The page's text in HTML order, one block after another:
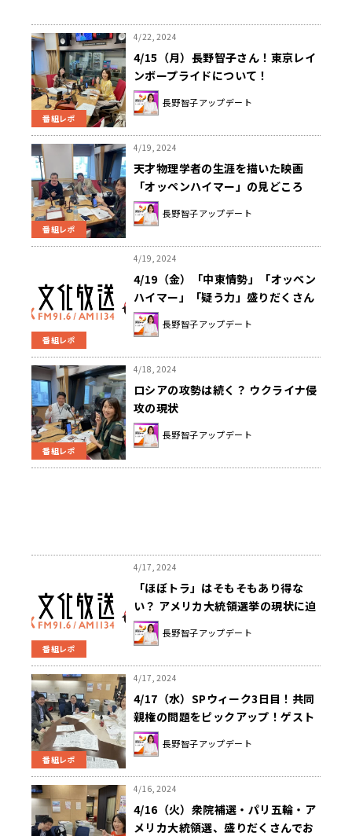
番組レポ
4/22, 2024
4/15（月）長野智子さん！東京レイ
ンボープライドについて！
長野智子アップデート
番組レポ
4/19, 2024
天才物理学者の生涯を描いた映画
「オッペンハイマー」の見どころ
は？
長野智子アップデート
番組レポ
4/19, 2024
4/19（金）「中東情勢」「オッペン
ハイマー」「疑う力」盛りだくさん
のSPW最終日！
長野智子アップデート
番組レポ
4/18, 2024
ロシアの攻勢は続く？ ウクライナ侵
攻の現状
長野智子アップデート
番組レポ
4/17, 2024
「ほぼトラ」はそもそもあり得な
い？ アメリカ大統領選挙の現状に迫
る
長野智子アップデート
番組レポ
4/17, 2024
4/17（水）SPウィーク3日目！共同
親権の問題をピックアップ！ゲスト
は前嶋和弘氏・鳥海高太朗氏！
長野智子アップデート
4/16, 2024
4/16（火）衆院補選・パリ五輪・ア
メリカ大統領選、盛りだくさんでお